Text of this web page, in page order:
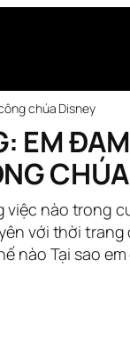
chúa Disney
EM
nào trong
với thời trang
nào Tại sao